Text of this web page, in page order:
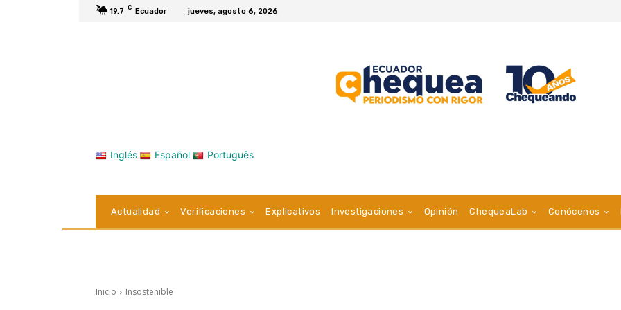
19.7 C Ecuador jueves, agosto 6, 2026
Inglés Español Português
Actualidad Verificaciones Explicativos Investigaciones Opinión ChequeaLab Conócenos
Inicio Insostenible